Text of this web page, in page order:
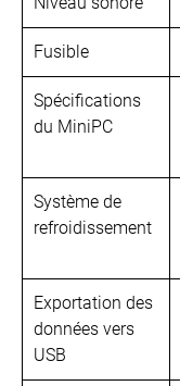
Fusible
Spécifications
du MiniPC
Système de
refroidissement
Exportation des
données vers
USB